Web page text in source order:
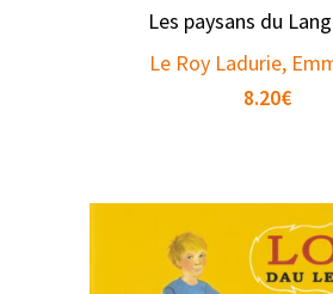
Les paysans du
Le Roy Ladurie,
8.20€